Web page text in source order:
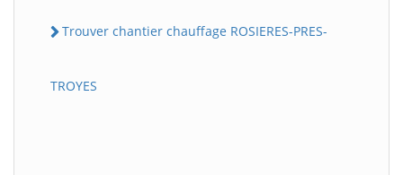
Trouver chantier chauffage ROSIERES-PRES-
TROYES